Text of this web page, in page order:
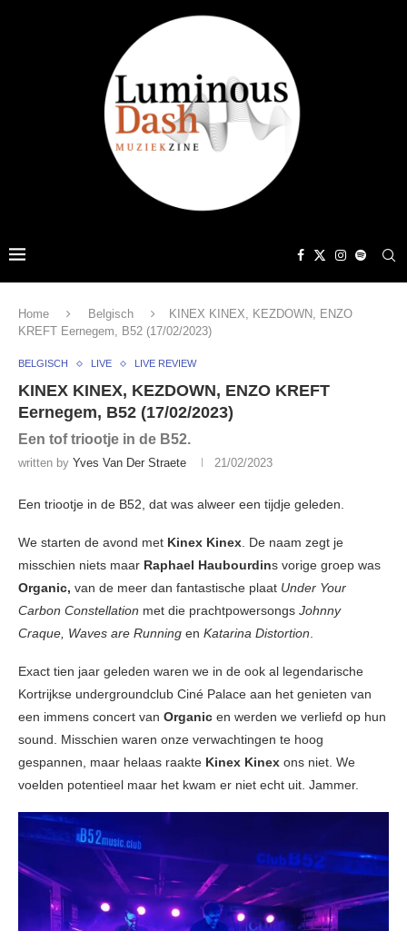
Home Belgisch
KINEX KINEX, KEZDOWN, ENZO
KREFT Eernegem, B52 (17/02/2023)
BELGISCH LIVE LIVE REVIEW
KINEX KINEX, KEZDOWN, ENZO KREFT
Eernegem, B52 (17/02/2023)
Een tof triootje in de B52.
written by Yves Van Der Straete 21/02/2023
Een triootje in de B52, dat was alweer een tijdje geleden.
We starten de avond met Kinex Kinex. De naam zegt je
misschien niets maar Raphael Haubourdins vorige groep was
Organic, van de meer dan fantastische plaat Under Your
Carbon Constellation met die prachtpowersongs Johnny
Craque, Waves are Running en Katarina Distortion.
Exact tien jaar geleden waren we in de ook al legendarische
Kortrijkse undergroundclub Ciné Palace aan het genieten van
een immens concert van Organic en werden we verliefd op hun
sound. Misschien waren onze verwachtingen te hoog
gespannen, maar helaas raakte Kinex Kinex ons niet. We
voelden potentieel maar het kwam er niet echt uit. Jammer.